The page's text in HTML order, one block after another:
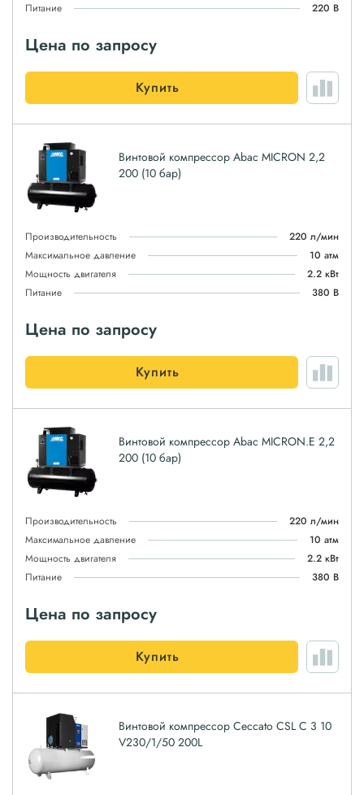
Питание
220 В
Цена по запросу
Купить
Винтовой компрессор Abac MICRON 2,2
200 (10 бар)
Производительность
220 л/мин
Максимальное давление
10 атм
Мощность двигателя
2.2 кВт
Питание
380 В
Цена по запросу
Купить
Винтовой компрессор Abac MICRON.E 2,2
200 (10 бар)
Производительность
220 л/мин
Максимальное давление
10 атм
Мощность двигателя
2.2 кВт
Питание
380 В
Цена по запросу
Купить
Винтовой компрессор Ceccato CSL C 3 10
V230/1/50 200L